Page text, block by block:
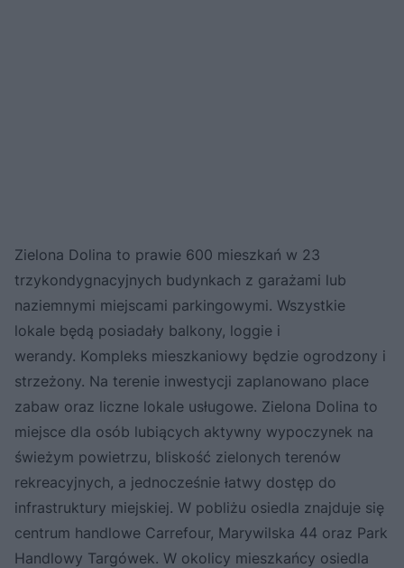
Zielona Dolina to prawie 600 mieszkań w 23
trzykondygnacyjnych budynkach z garażami lub
naziemnymi miejscami parkingowymi. Wszystkie
lokale będą posiadały balkony, loggie i
werandy. Kompleks mieszkaniowy będzie ogrodzony i
strzeżony. Na terenie inwestycji zaplanowano place
zabaw oraz liczne lokale usługowe. Zielona Dolina to
miejsce dla osób lubiących aktywny wypoczynek na
świeżym powietrzu, bliskość zielonych terenów
rekreacyjnych, a jednocześnie łatwy dostęp do
infrastruktury miejskiej. W pobliżu osiedla znajduje się
centrum handlowe Carrefour, Marywilska 44 oraz Park
Handlowy Targówek. W okolicy mieszkańcy osiedla